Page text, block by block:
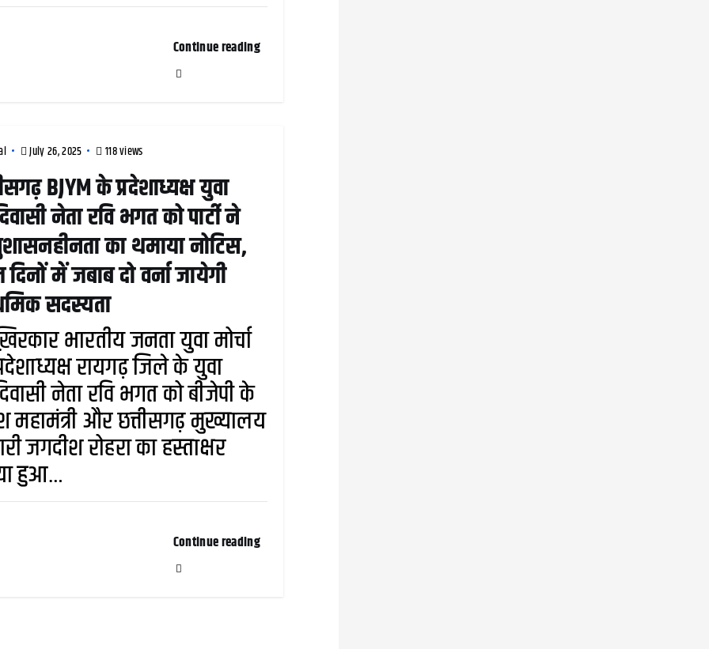
Continue reading
July 26, 2025 118 views
BJYM के प्रदेशाध्यक्ष युवा
नेता रवि भगत को पार्टी ने
का थमाया नोटिस,
दिनों में जबाब दो वर्ना जायेगी
सदस्यता
भारतीय जनता युवा मोर्चा
रायगढ़ जिले के युवा
नेता रवि भगत को बीजेपी के
महामंत्री और छत्तीसगढ़ मुख्यालय
जगदीश रोहरा का हस्ताक्षर
हुआ…
Continue reading